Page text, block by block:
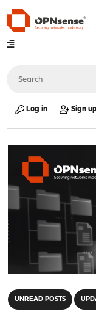
Log in Sign
UNREAD POSTS